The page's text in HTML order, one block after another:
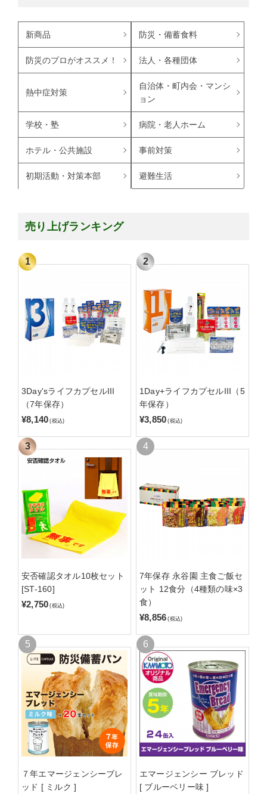
新商品 防災・備蓄食料
防災のプロがオススメ！ 法人・各種団体
熱中症対策
自治体・町内会・マンシ
ョン
学校・塾 病院・老人ホーム
ホテル・公共施設 事前対策
初期活動・対策本部 避難生活
売り上げランキング
3Day'sライフカプセルIII
（7年保存）
¥8,140 (税込)
1Day+ライフカプセルIII（5
年保存）
¥3,850 (税込)
安否確認タオル10枚セット
[ST-160]
¥2,750 (税込)
7年保存 永谷園 主食ご飯セ
ット 12食分（4種類の味×3
食）
¥8,856 (税込)
７年エマージェンシーブレ
ッド [ ミルク ]
エマージェンシー ブレッド
[ ブルーベリー味 ]